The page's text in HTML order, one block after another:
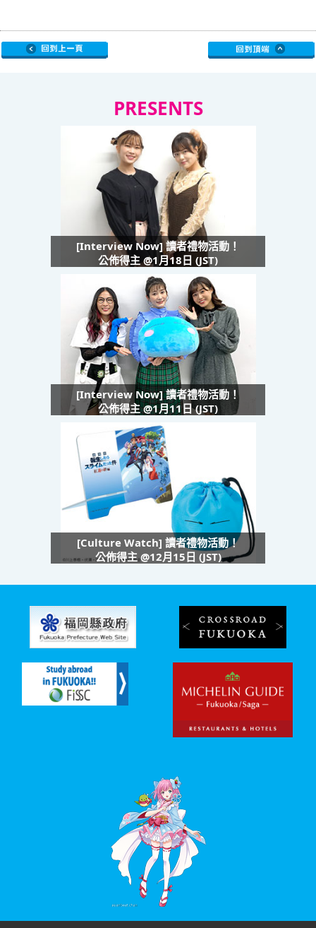
PRESENTS
[Interview Now] 讀者禮物活動！
公佈得主 @1月18日 (JST)
[Interview Now] 讀者禮物活動！
公佈得主 @1月11日 (JST)
[Culture Watch] 讀者禮物活動！
公佈得主 @12月15日 (JST)